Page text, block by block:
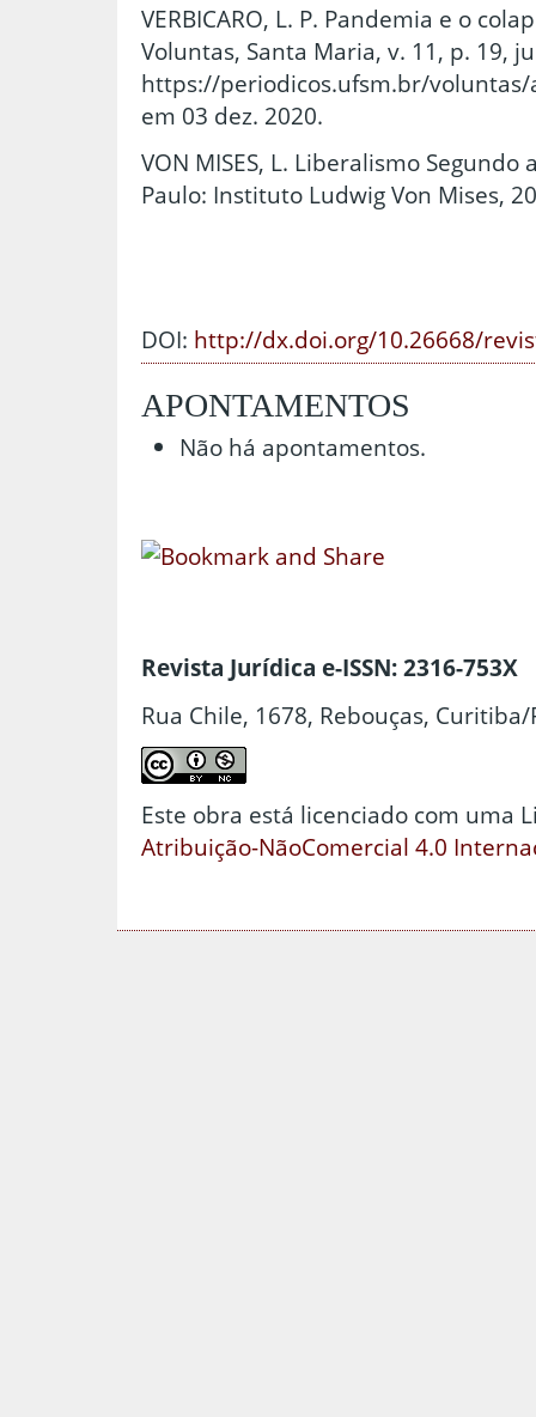
VERBICARO, L. P. Pandemia e o
Voluntas, Santa Maria, v. 11, p. 19,
https://periodicos.ufsm.br/voluntas/
em 03 dez. 2020.
VON MISES, L. Liberalismo Segundo
Paulo: Instituto Ludwig Von Mises,
DOI: http://dx.doi.org/10.26668/
APONTAMENTOS
Não há apontamentos.
Revista Jurídica e-ISSN: 2316-753X
Rua Chile, 1678, Rebouças, Curitiba/
Este obra está licenciado com uma
Atribuição-NãoComercial 4.0